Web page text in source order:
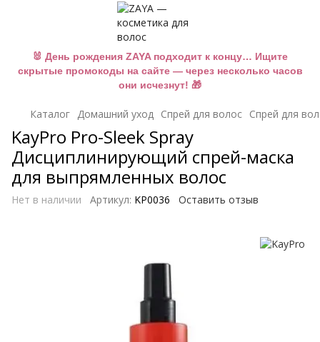
🐰 День рождения ZAYA подходит к концу… Ищите
скрытые промокоды на сайте — через несколько часов
они исчезнут! 🎁
Каталог Домашний уход Спрей для волос Спрей для
KayPro Pro-Sleek Spray
Дисциплинирующий спрей-маска
для выпрямленных волос
Нет в наличии Артикул: KP0036 Оставить отзыв